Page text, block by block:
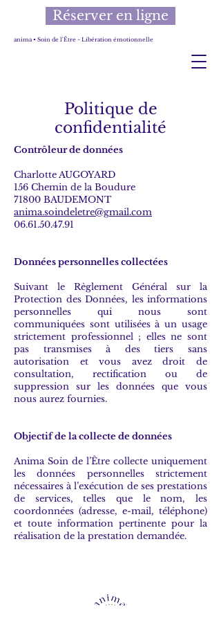
anima • Soin de l'Être ~ Libération émotionnelle
Réserver en ligne
Politique de
confidentialité
Contrôleur de données
Charlotte AUGOYARD
156 Chemin de la Boudure
71800 BAUDEMONT
anima.soindeletre@gmail.com
06.61.50.47.91
Données personnelles collectées
Suivant le Règlement Général sur la
Protection des Données, les informations
personnelles qui nous sont
communiquées sont utilisées à un usage
strictement professionnel ; elles ne sont
pas transmises à des tiers sans
autorisation et vous avez droit de
consultation, rectification ou de
suppression sur les données que vous
nous aurez fournies.
Objectif de la collecte de données
Anima Soin de l’Être collecte uniquement
les données personnelles strictement
nécessaires à l’exécution de ses prestations
de services, telles que le nom, les
coordonnées (adresse, e-mail, téléphone)
et toute information pertinente pour la
réalisation de la prestation demandée.